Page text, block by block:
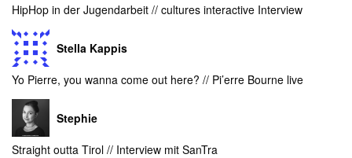
HipHop in der Jugendarbeit // cultures interactive Interview
Stella Kappis
Yo Pierre, you wanna come out here? // Pi’erre Bourne live
Stephie
Straight outta Tirol // Interview mit SanTra